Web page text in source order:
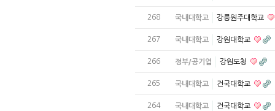
268 국내대학교 강릉원주대학교
267 국내대학교 강원대학교
266 정부/공기업 강원도청
265 국내대학교 건국대학교
264 국내대학교 건국대학교